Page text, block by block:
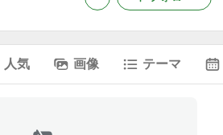
人気 画像 テーマ